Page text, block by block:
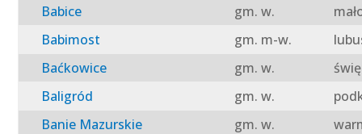
Babice
gm. w.
Babimost
gm. m-w.
Baćkowice
gm. w.
Baligród
gm. w.
Banie Mazurskie
gm. w.